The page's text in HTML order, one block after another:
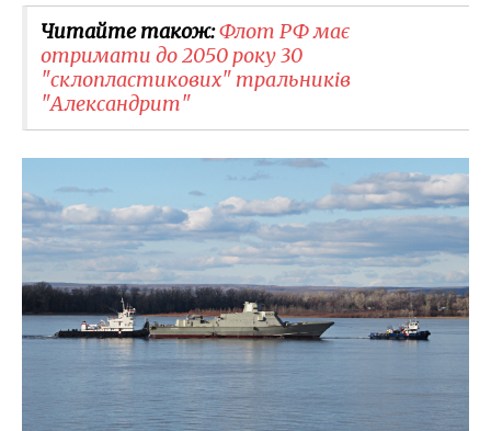
Читайте також:Флот РФ має
отримати до 2050 року 30
"склопластикових" тральників
"Александрит"